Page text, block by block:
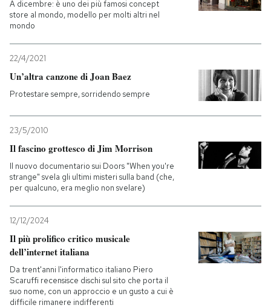
A dicembre: è uno dei più famosi concept
store al mondo, modello per molti altri nel
mondo
22/4/2021
Un’altra canzone di Joan Baez
Protestare sempre, sorridendo sempre
23/5/2010
Il fascino grottesco di Jim Morrison
Il nuovo documentario sui Doors "When you're
strange" svela gli ultimi misteri sulla band (che,
per qualcuno, era meglio non svelare)
12/12/2024
Il più prolifico critico musicale
dell’internet italiana
Da trent'anni l'informatico italiano Piero
Scaruffi recensisce dischi sul sito che porta il
suo nome, con un approccio e un gusto a cui è
difficile rimanere indifferenti